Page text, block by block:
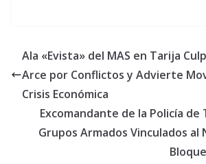
Ala «Evista» del MAS en Tarija
Arce por Conflictos y Advierte
Crisis Económica
Excomandante de la Policía de
Grupos Armados Vinculados